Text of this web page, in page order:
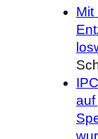
Mit
auf